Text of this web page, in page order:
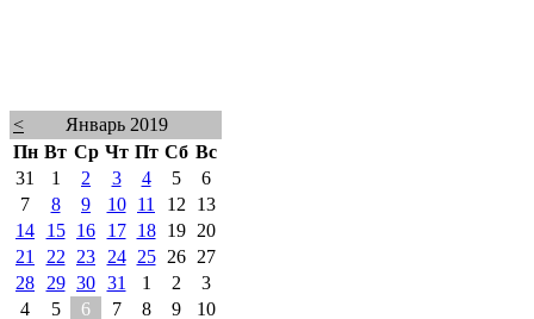
<
Январь 2019
Пн Вт Ср Чт Пт Сб Вс
31
1 2 3 4 5
6
7
8 9 10 11 12
13
14
15 16 17 18 19
20
21
22 23 24 25 26
27
28
29 30 31 1 2
3
4
5 6 7 8 9 10